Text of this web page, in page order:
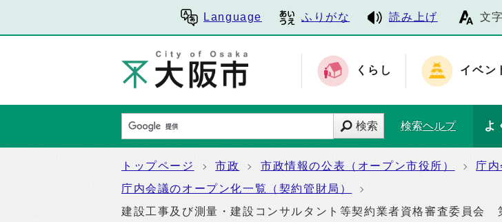
Language ふりがな 読み上げ 文
くらし イベン
検索 検索ヘルプ よ
トップページ 市政 市政情報の公表（オープン市役所）
庁
庁内会議のオープン化一覧（契約管財局）
建設工事及び測量・建設コンサルタント等契約業者資格審査委員会